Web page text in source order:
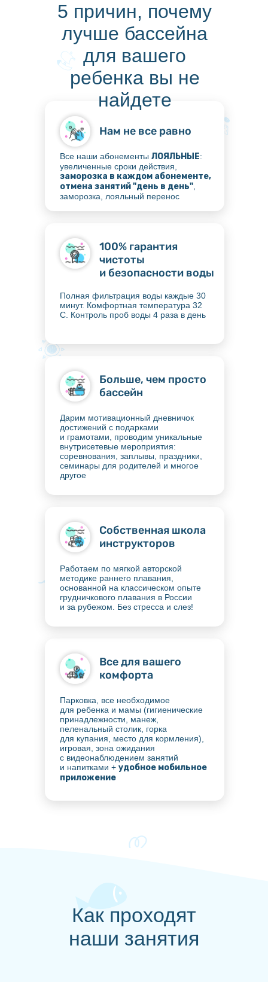
Все для вашего
комфорта
Парковка, все необходимое
для ребенка и мамы (гигиенические
принадлежности, манеж,
пеленальный столик, горка
для купания, место для кормления),
игровая, зона ожидания
с видеонаблюдением занятий
и напитками + удобное мобильное
приложение
Больше, чем просто
бассейн
Дарим мотивационный дневничок
достижений с подарками
и грамотами, проводим уникальные
внутрисетевые мероприятия:
соревнования, заплывы, праздники,
семинары для родителей и многое
другое
Собственная школа
инструкторов
Работаем по мягкой авторской
методике раннего плавания,
основанной на классическом опыте
грудничкового плавания в России
и за рубежом. Без стресса и слез!
100% гарантия
чистоты
и безопасности воды
Полная фильтрация воды каждые 30
минут. Комфортная температура 32
С. Контроль проб воды 4 раза в день
Нам не все равно
Все наши абонементы ЛОЯЛЬНЫЕ:
увеличенные сроки действия,
заморозка в каждом абонементе,
отмена занятий "день в день"
заморозка, лояльный перенос
5 причин, почему
лучше бассейна
для вашего
ребенка вы не
найдете
Как проходят
наши занятия